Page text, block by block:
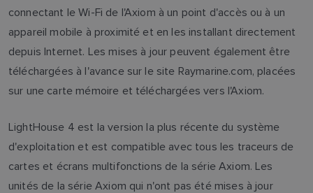
connectant le Wi-Fi de l'Axiom à un point d'accès ou à un
appareil mobile à proximité et en les installant directement
depuis Internet. Les mises à jour peuvent également être
téléchargées à l'avance sur le site Raymarine.com, placées
sur une carte mémoire et téléchargées vers l'Axiom.
LightHouse 4 est la version la plus récente du système
d'exploitation et est compatible avec tous les traceurs de
cartes et écrans multifonctions de la série Axiom. Les
unités de la série Axiom qui n'ont pas été mises à jour